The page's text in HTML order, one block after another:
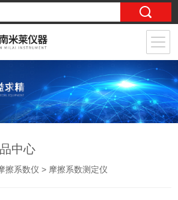
中心
擦系数仪 > 摩擦系数测定仪